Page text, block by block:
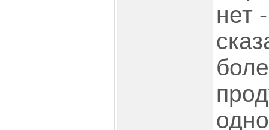
нет